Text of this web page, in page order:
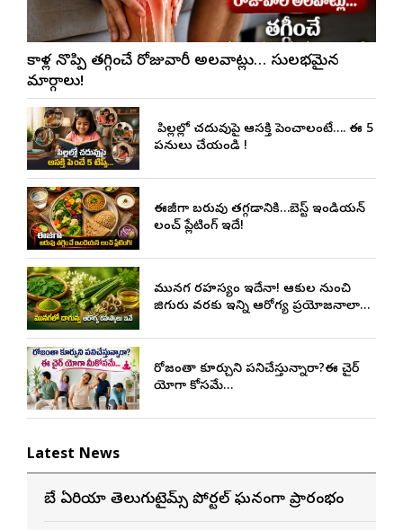
మోకాళ్ల నొప్పి తగ్గించే రోజువారీ అలవాట్లు… సులభమైన
మార్గాలు!
మీ పిల్లల్లో చదువుపై ఆసక్తి పెంచాలంటే…. ఈ 5
పనులు చేయండి !
ఈజీగా బరువు తగ్గడానికి…బెస్ట్ ఇండియన్
లంచ్ ప్లేటింగ్ ఇదే!
మునగ రహస్యం ఇదేనా! ఆకుల నుంచి
జిగురు వరకు ఇన్ని ఆరోగ్య ప్రయోజనాలా…
రోజంతా కూర్చుని పనిచేస్తున్నారా?ఈ చైర్
యోగా మీకోసమే…
Latest News
బే ఏరియా తెలుగుటైమ్స్ పోర్టల్ ఘనంగా ప్రారంభం